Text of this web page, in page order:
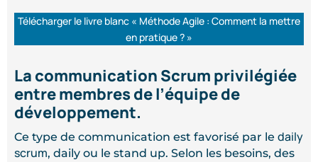
Télécharger le livre blanc « Méthode Agile : Comment la mettre
en pratique ? »
La communication Scrum privilégiée
entre membres de l’équipe de
développement.
Ce type de communication est favorisé par le daily
scrum, daily ou le stand up. Selon les besoins, des